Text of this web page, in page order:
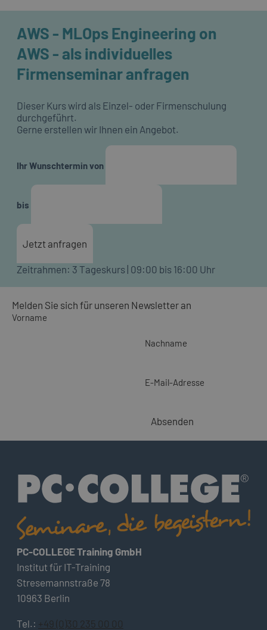
AWS - MLOps Engineering on
AWS - als individuelles
Firmenseminar anfragen
Dieser Kurs wird als Einzel- oder Firmenschulung
durchgeführt.
Gerne erstellen wir Ihnen ein Angebot.
Ihr Wunschtermin von
bis
Jetzt anfragen
Zeitrahmen: 3 Tageskurs | 09:00 bis 16:00 Uhr
Melden Sie sich für unseren Newsletter an
Vorname
Nachname
E-Mail-Adresse
Absenden
PC-COLLEGE Training GmbH
Institut für IT-Training
Stresemannstraße 78
10963 Berlin
Tel.: +49 (0)30 235 00 00